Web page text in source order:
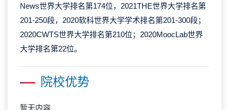
News世界大学排名第174位，2021THE世界大学排名第
201-250段，2020软科世界大学学术排名第201-300段；
2020CWTS世界大学排名第210位；2020MoocLab世界
大学排名第22位。
院校优势
暂无内容